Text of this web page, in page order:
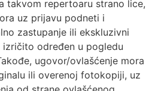
takvom repertoaru strano lice,
uz prijavu podneti i
zastupanje ili ekskluzivni
određen u pogledu
ugovor/ovlašćenje mora
ili overenoj fotokopiji, uz